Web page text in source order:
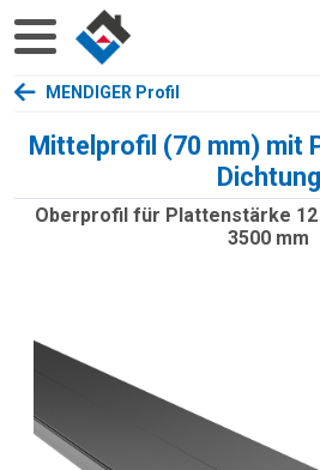
MENDIGER Profil
Mittelprofil (70 mm) mit
Dichtung
Oberprofil für Plattenstärke 12
3500 mm